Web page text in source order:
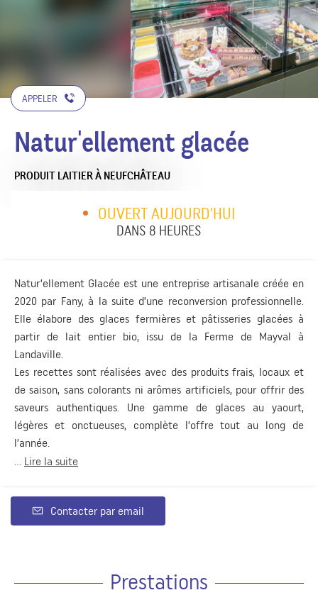
APPELER
Natur'ellement glacée
PRODUIT LAITIERÀ NEUFCHÂTEAU
OUVERT AUJOURD'HUI
DANS 8 HEURES
Natur’ellement Glacée est une entreprise artisanale créée en
2020 par Fany, à la suite d’une reconversion professionnelle.
Elle élabore des glaces fermières et pâtisseries glacées à
partir de lait entier bio, issu de la Ferme de Mayval à
Landaville.
Les recettes sont réalisées avec des produits frais, locaux et
de saison, sans colorants ni arômes artificiels, pour offrir des
saveurs authentiques. Une gamme de glaces au yaourt,
légères et onctueuses, complète l’offre tout au long de
l’année.
... Lire la suite
Contacter par email
Prestations